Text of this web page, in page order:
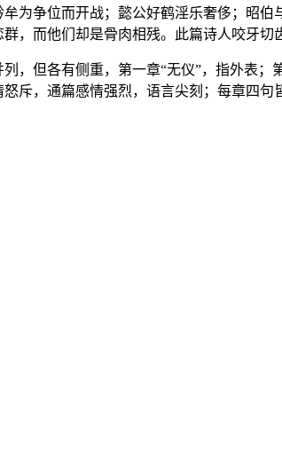
为争位而开战；懿公好鹤淫乐奢侈；昭
，而他们却是骨肉相残。此篇诗人咬牙切
，但各有侧重，第一章“无仪”，指外表
斥，通篇感情强烈，语言尖刻；每章四